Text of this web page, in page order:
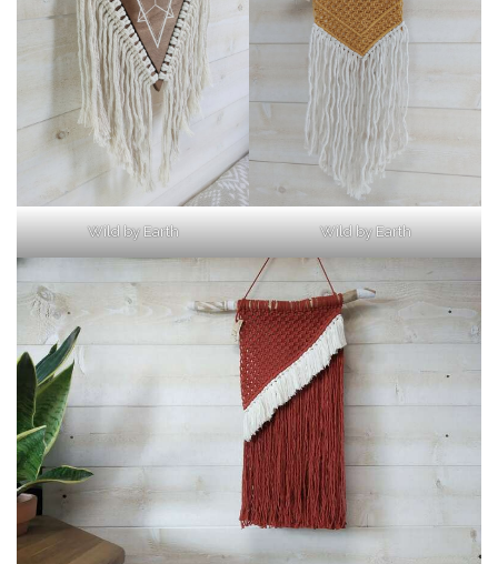
Wild by Earth Wild by Earth
15 pointsà savoir avant de vivre en vanou
fourgon aménagé
Tout ce que tu dois savoir avant d’acheter un
ne pas perdre toutes tes
Comment installer tespanneaux solaires, te
chauffer et isoler ton van ou fourgon.
Les techniques pour te doucher sur les
routes ou encore gagner ta vie en étant
nomade.